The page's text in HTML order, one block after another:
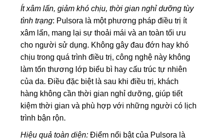
Ít xâm lấn, giảm khó chịu, thời gian nghỉ dưỡng tùy
tình trạng: Pulsora là một phương pháp điều trị ít
xâm lấn, mang lại sự thoải mái và an toàn tối ưu
cho người sử dụng. Không gây đau đớn hay khó
chịu trong quá trình điều trị, công nghệ này không
làm tổn thương lớp biểu bì hay cấu trúc tự nhiên
của da. Điều đặc biệt là sau khi điều trị, khách
hàng không cần thời gian nghỉ dưỡng, giúp tiết
kiệm thời gian và phù hợp với những người có lịch
trình bận rộn.
Hiệu quả toàn diện:Điểm nổi bật của Pulsora là